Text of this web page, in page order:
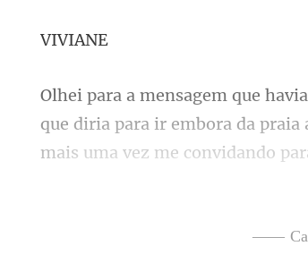
VI
que diria para ir embora da praia
——